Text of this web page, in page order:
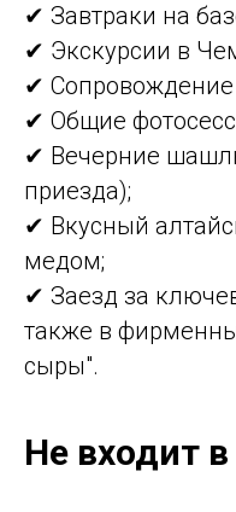
✔ Завтраки на
✔ Экскурсии в
✔ Сопровождение
✔ Общие
✔ Вечерние
приезда);
✔ Вкусный
медом;
✔ Заезд за
также в
сыры".
Не входит